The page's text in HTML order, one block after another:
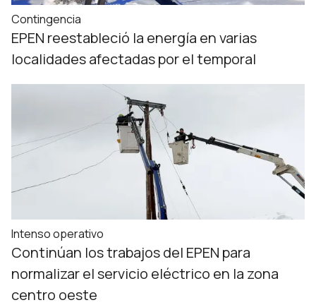
Contingencia
EPEN reestableció la energía en varias
localidades afectadas por el temporal
Intenso operativo
Continúan los trabajos del EPEN para
normalizar el servicio eléctrico en la zona
centro oeste